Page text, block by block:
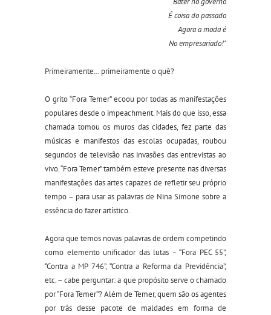
É coisa do passado
Agora a moda é
No empresariado!”
Primeiramente… primeiramente o quê?
O grito “Fora Temer” ecoou por todas as manifestações
populares desde o impeachment. Mais do que isso, essa
chamada tomou os muros das cidades, fez parte das
músicas e manifestos das escolas ocupadas, roubou
segundos de televisão nas invasões das entrevistas ao
vivo. “Fora Temer” também esteve presente nas diversas
manifestações das artes capazes de refletir seu próprio
tempo – para usar as palavras de Nina Simone sobre a
essência do fazer artístico.
Agora que temos novas palavras de ordem competindo
como elemento unificador das lutas – “Fora PEC 55”,
“Contra a MP 746”, “Contra a Reforma da Previdência”,
etc. – cabe perguntar: a que propósito serve o chamado
por “Fora Temer”? Além de Temer, quem são os agentes
por trás desse pacote de maldades em forma de